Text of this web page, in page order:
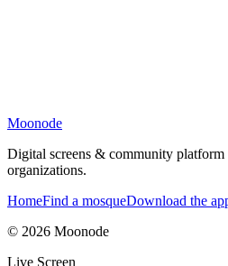
Moonode
Digital screens & community platform
organizations.
HomeFind a mosqueDownload the
© 2026 Moonode
Live Screen